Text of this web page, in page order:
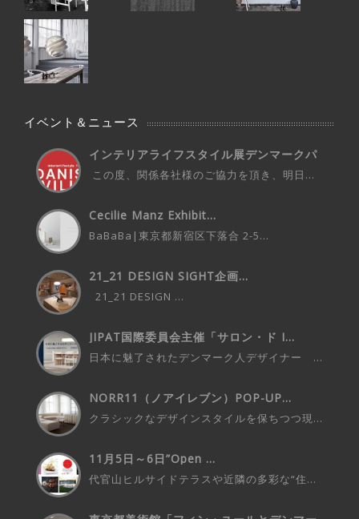
イベント＆ニュース
インテリアライフスタイル展デンマークパ
この度、関係各社様のご協力を頂き、明日...
Cecilie Manz Exhibit...
BaBaBa|東京都新宿区下落合 2-5...
21_21 DESIGN SIGHT企画...
21_21 DESIGN ...
JIPAT国際委員会主催「サロン・ド I...
日本に魅了されたデンマーク人デザイナー ...
NORR11（ノアイレブン）POP-UP...
クラシックなデザインスタイルを保ちつつ現...
11月5日～6日”Open ...
代官山ヒルサイドテラスや近隣の多彩な“住...